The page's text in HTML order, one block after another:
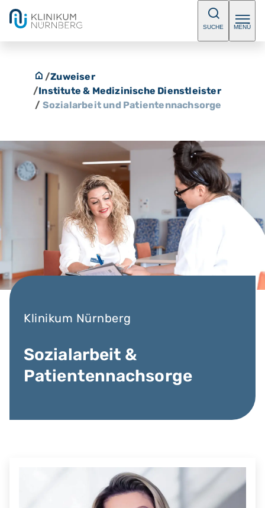
SUCHE MENÜ
/Zuweiser
/Institute & Medizinische Dienstleister
/ Sozialarbeit und Patientennachsorge
Klinikum Nürnberg
Sozialarbeit &
Patientennachsorge